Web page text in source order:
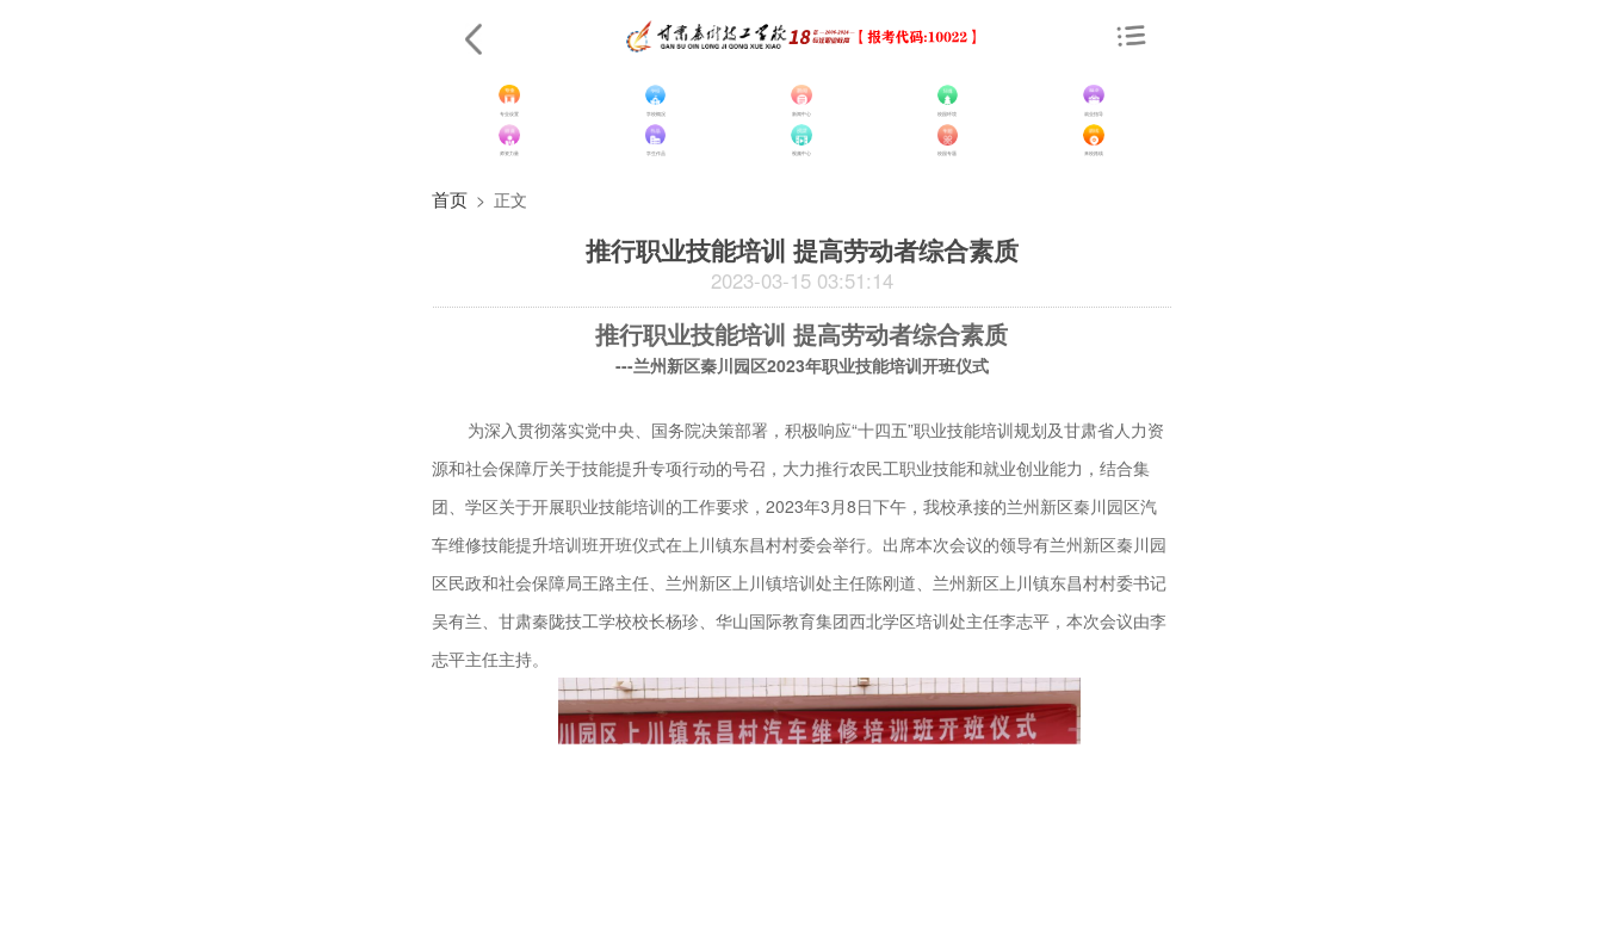
专业设置 学校概况 新闻中心 校园环境 就业指导
师资力量 学生作品 视频中心 校园专题 来校路线
首页 > 正文
推行职业技能培训 提高劳动者综合素质
2023-03-15 03:51:14
推行职业技能培训 提高劳动者综合素质
---兰州新区秦川园区2023年职业技能培训开班仪式
为深入贯彻落实党中央、国务院决策部署，积极响应“十四五”职业技能培训规划及甘肃省人力资
源和社会保障厅关于技能提升专项行动的号召，大力推行农民工职业技能和就业创业能力，结合集
团、学区关于开展职业技能培训的工作要求，2023年3月8日下午，我校承接的兰州新区秦川园区汽
车维修技能提升培训班开班仪式在上川镇东昌村村委会举行。出席本次会议的领导有兰州新区秦川园
区民政和社会保障局王路主任、兰州新区上川镇培训处主任陈刚道、兰州新区上川镇东昌村村委书记
吴有兰、甘肃秦陇技工学校校长杨珍、华山国际教育集团西北学区培训处主任李志平，本次会议由李
志平主任主持。